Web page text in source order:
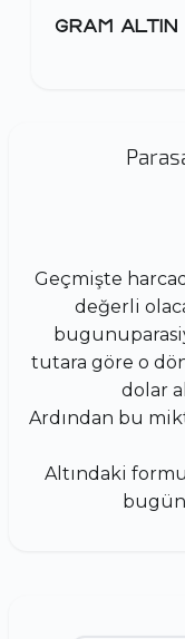
GRAM ALTIN
Geçmişte
değerli
tutara göre o
dolar
Ardından bu
Altındaki